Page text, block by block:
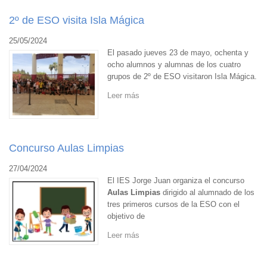
2º de ESO visita Isla Mágica
25/05/2024
El pasado jueves 23 de mayo, ochenta y
ocho alumnos y alumnas de los cuatro
grupos de 2º de ESO visitaron Isla Mágica.
Leer más
Concurso Aulas Limpias
27/04/2024
El IES Jorge Juan organiza el concurso
Aulas Limpias dirigido al alumnado de los
tres primeros cursos de la ESO con el
objetivo de
Leer más